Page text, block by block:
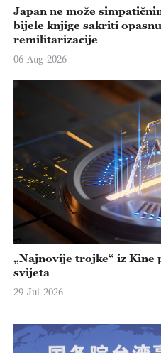
Japan ne može
bijele knjige sakriti
remilitarizacije
06-Aug-2026
„Najnovije trojke“ iz Kine
svijeta
29-Jul-2026